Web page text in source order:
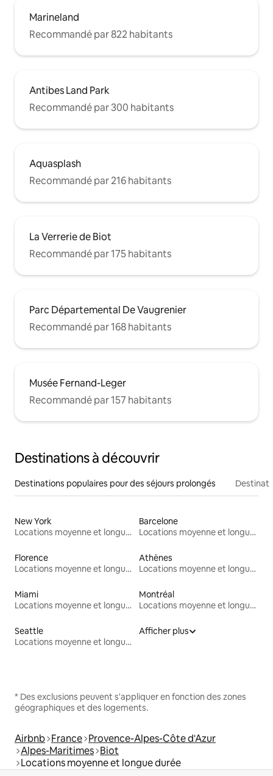
Marineland
Recommandé par 822 habitants
Antibes Land Park
Recommandé par 300 habitants
Aquasplash
Recommandé par 216 habitants
La Verrerie de Biot
Recommandé par 175 habitants
Parc Départemental De Vaugrenier
Recommandé par 168 habitants
Musée Fernand-Leger
Recommandé par 157 habitants
Destinations à découvrir
Destinations populaires pour des séjours prolongés
New York
Locations moyenne et longue durée
Barcelone
Locations moyenne et longue durée
Florence
Locations moyenne et longue durée
Athènes
Locations moyenne et longue durée
Miami
Locations moyenne et longue durée
Montréal
Locations moyenne et longue durée
Seattle
Locations moyenne et longue durée
Afficher plus
* Des exclusions peuvent s'appliquer en fonction des zones
géographiques et des logements.
Airbnb France Provence-Alpes-Côte d'Azur
Alpes-Maritimes Biot
Locations moyenne et longue durée